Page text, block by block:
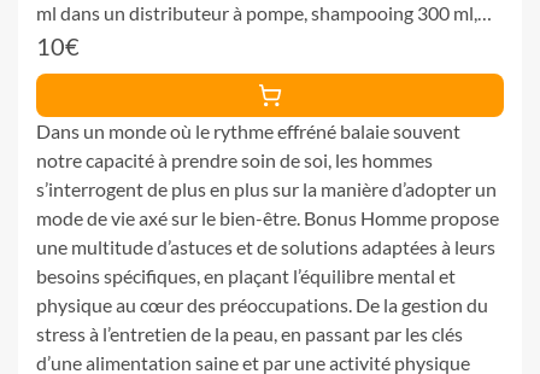
ml dans un distributeur à pompe, shampooing 300 ml,
parfum bouleau et cèdre – Marron
10€
Dans un monde où le rythme effréné balaie souvent
notre capacité à prendre soin de soi, les hommes
s’interrogent de plus en plus sur la manière d’adopter un
mode de vie axé sur le bien-être. Bonus Homme propose
une multitude d’astuces et de solutions adaptées à leurs
besoins spécifiques, en plaçant l’équilibre mental et
physique au cœur des préoccupations. De la gestion du
stress à l’entretien de la peau, en passant par les clés
d’une alimentation saine et par une activité physique